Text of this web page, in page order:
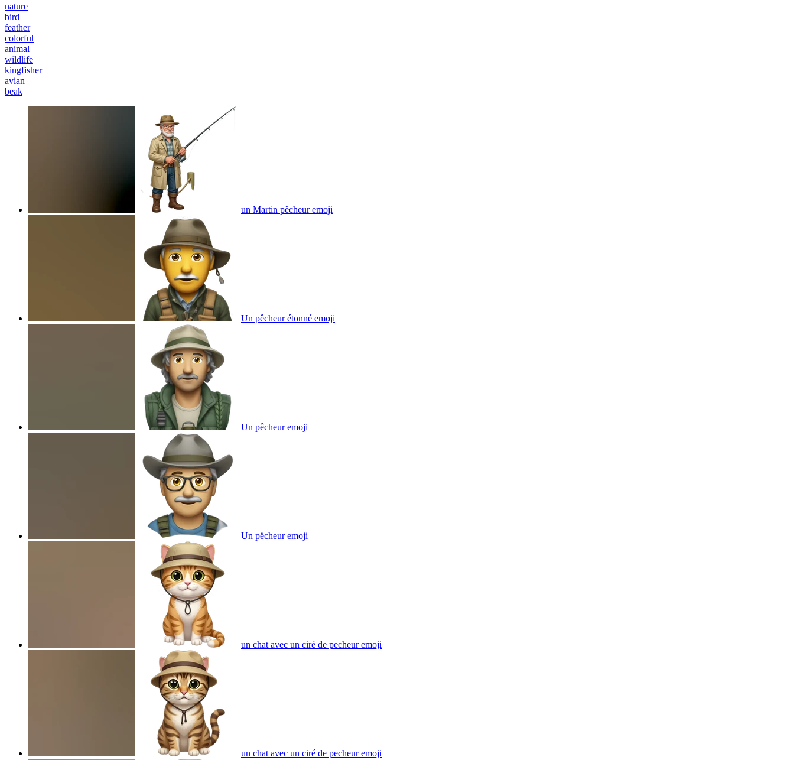
nature
bird
feather
colorful
animal
wildlife
kingfisher
avian
beak
un Martin pêcheuremoji
Un pêcheur étonné emoji
Un pêcheuremoji
Un pëcheuremoji
un chat avec un ciré de pecheuremoji
un chat avec un ciré de pecheuremoji